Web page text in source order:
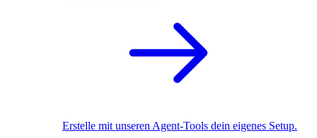
Erstelle mit unseren Agent-Tools dein eigenes Setup.